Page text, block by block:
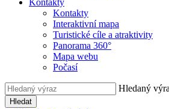
Kontakty
Kontakty
Interaktivní mapa
Turistické cíle a atraktivity
Panorama 360°
Mapa webu
Počasí
Hledaný
Hledat